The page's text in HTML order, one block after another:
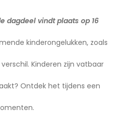
dagdeel vindt plaats op 16
kinderongelukken, zoals
Kinderen zijn vatbaar
Ontdek het tijdens een